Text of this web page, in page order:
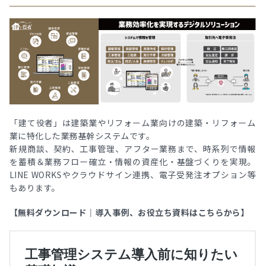
「建て役者」は建築業やリフォーム業向けの建築・リフォーム
業に特化した業務基幹システムです。
新規商談、契約、工事管理、アフター業務まで、時系列で情報
を蓄積＆業務フロー確立・情報の資産化・基盤づくりを実現。
LINE WORKSやクラウドサイン連携、電子受発注オプション等
もあります。
【無料ダウンロード｜導入事例、お役立ち資料はこちらから】